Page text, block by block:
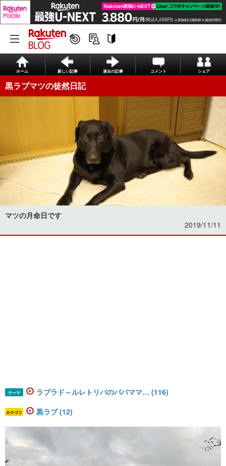
ホーム 新しい記事 過去の記事 コメント シェア
黒ラブマツの徒然日記
マツの月命日です
2019/11/11
テーマ ラブラド～ルレトリバのパパママ… (116)
カテゴリ 黒ラブ (12)